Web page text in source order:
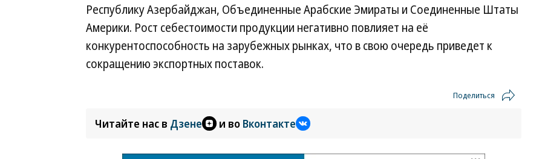
Республику Азербайджан, Объединенные Арабские Эмираты и Соединенные Штаты
Америки. Рост себестоимости продукции негативно повлияет на её
конкурентоспособность на зарубежных рынках, что в свою очередь приведет к
сокращению экспортных поставок.
Поделиться
Читайте нас в Дзене и во Вконтакте